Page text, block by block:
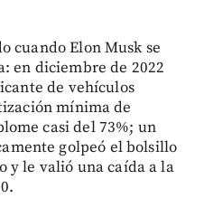
cuando Elon Musk se
en diciembre de 2022
de vehículos
mínima de
casi del 73%; un
golpeó el bolsillo
y le valió una caída a la